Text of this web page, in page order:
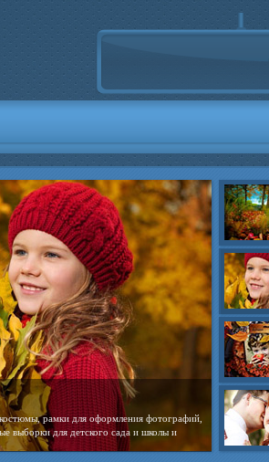
рамки для оформления фотографий,
выборки для детского сада и школы и